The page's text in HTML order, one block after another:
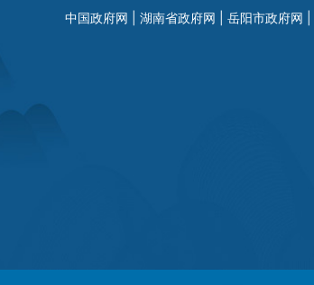
中国政府网 湖南省政府网 岳阳市政府网